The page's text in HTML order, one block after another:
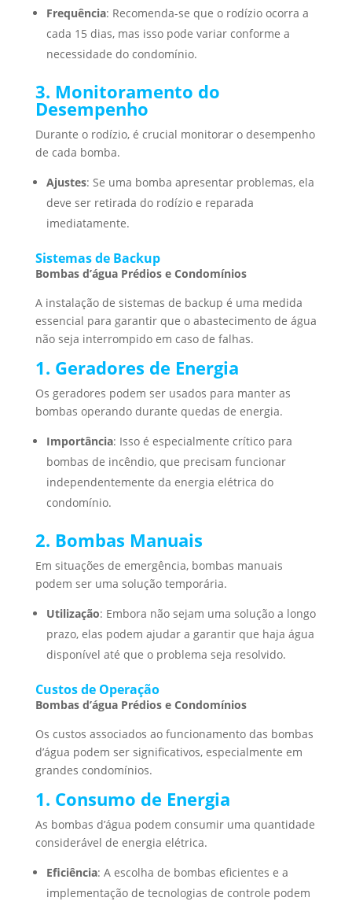
Frequência: Recomenda-se que o rodízio ocorra a
cada 15 dias, mas isso pode variar conforme a
necessidade do condomínio.
3. Monitoramento do
Desempenho
Durante o rodízio, é crucial monitorar o desempenho
de cada bomba.
Ajustes: Se uma bomba apresentar problemas, ela
deve ser retirada do rodízio e reparada
imediatamente.
Sistemas de Backup
Bombas d’água Prédios e Condomínios
A instalação de sistemas de backup é uma medida
essencial para garantir que o abastecimento de água
não seja interrompido em caso de falhas.
1. Geradores de Energia
Os geradores podem ser usados para manter as
bombas operando durante quedas de energia.
Importância: Isso é especialmente crítico para
bombas de incêndio, que precisam funcionar
independentemente da energia elétrica do
condomínio.
2. Bombas Manuais
Em situações de emergência, bombas manuais
podem ser uma solução temporária.
Utilização: Embora não sejam uma solução a longo
prazo, elas podem ajudar a garantir que haja água
disponível até que o problema seja resolvido.
Custos de Operação
Bombas d’água Prédios e Condomínios
Os custos associados ao funcionamento das bombas
d’água podem ser significativos, especialmente em
grandes condomínios.
1. Consumo de Energia
As bombas d’água podem consumir uma quantidade
considerável de energia elétrica.
Eficiência: A escolha de bombas eficientes e a
implementação de tecnologias de controle podem